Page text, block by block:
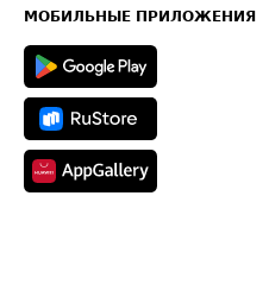
Техническая информация
МОБИЛЬНЫЕ ПРИЛОЖЕНИЯ